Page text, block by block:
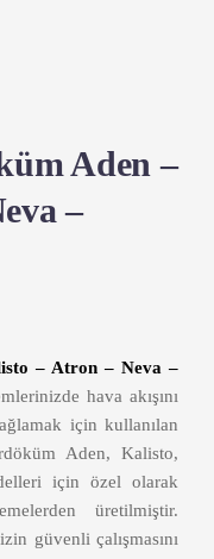
Aden –
–
– Atron – Neva –
hava akışını
için kullanılan
Aden, Kalisto,
için özel olarak
üretilmiştir.
güvenli çalışmasını